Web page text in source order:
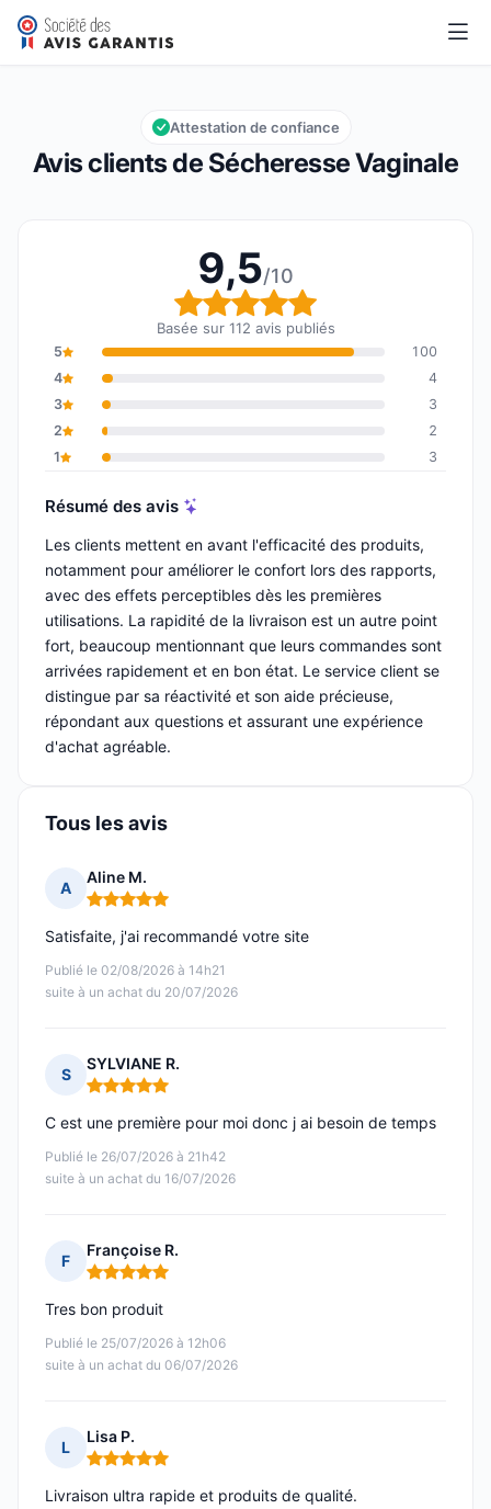
Sécheresse Vaginale
Note globale : 9,5 sur 10
9,5/10
Avis clients de Sécheresse Vaginale
Attestation de confiance
9,5/10
Note globale : 9,5 sur
Basée sur 112 avis publiés
5
100
4
4
3
3
2
2
1
3
Résumé des avis
Les clients mettent en avant l'efficacité des produits,
notamment pour améliorer le confort lors des rapports,
avec des effets perceptibles dès les premières
utilisations. La rapidité de la livraison est un autre point
fort, beaucoup mentionnant que leurs commandes sont
arrivées rapidement et en bon état. Le service client se
distingue par sa réactivité et son aide précieuse,
répondant aux questions et assurant une expérience
d'achat agréable.
Tous les avis
A
Aline M.
Note : 5 sur 5
Publié le 02/08/2026 à 14h21
suite à un achat du 20/07/2026
Satisfaite, j'ai recommandé votre site
S
SYLVIANE R.
Note : 5 sur 5
Publié le 26/07/2026 à 21h42
suite à un achat du 16/07/2026
C est une première pour moi donc j ai besoin de temps
F
Françoise R.
Note : 5 sur 5
Publié le 25/07/2026 à 12h06
suite à un achat du 06/07/2026
Tres bon produit
L
Lisa P.
Note : 5 sur 5
Livraison ultra rapide et produits de qualité.